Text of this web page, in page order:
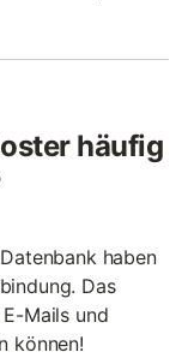
häufig
haben
Das
Mails und
können!